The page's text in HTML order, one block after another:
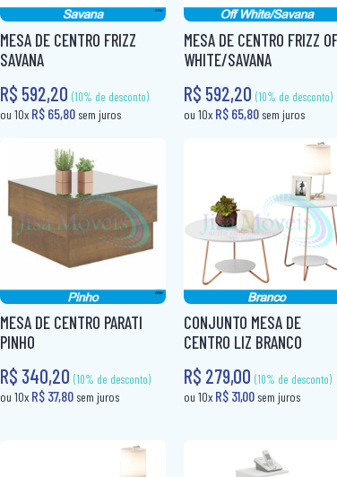
MESA DE CENTRO FRIZZ
SAVANA
R$ 592,20
(10% de desconto)
ou 10xR$ 65,80sem juros
MESA DE CENTRO FRIZZ
WHITE/SAVANA
R$ 592,20
MESA DE CENTRO PARATI
PINHO
R$ 340,20
CONJUNTO MESA DE
CENTRO LIZ BRANCO
R$ 279,00